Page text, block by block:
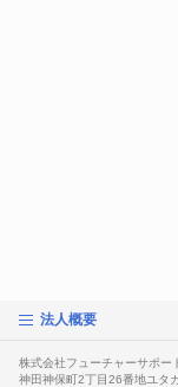
法人概要
株式会社フューチャーサポ
神田神保町2丁目26番地ユタ